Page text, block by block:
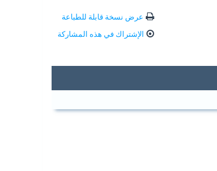
عرض نسخة قابلة للطباعة
الإشتراك في هذه المشاركة